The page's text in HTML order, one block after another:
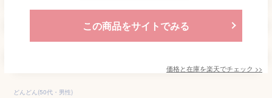
この商品をサイトでみる
価格と在庫を楽天でチェック >>
どんどん(50代・男性)